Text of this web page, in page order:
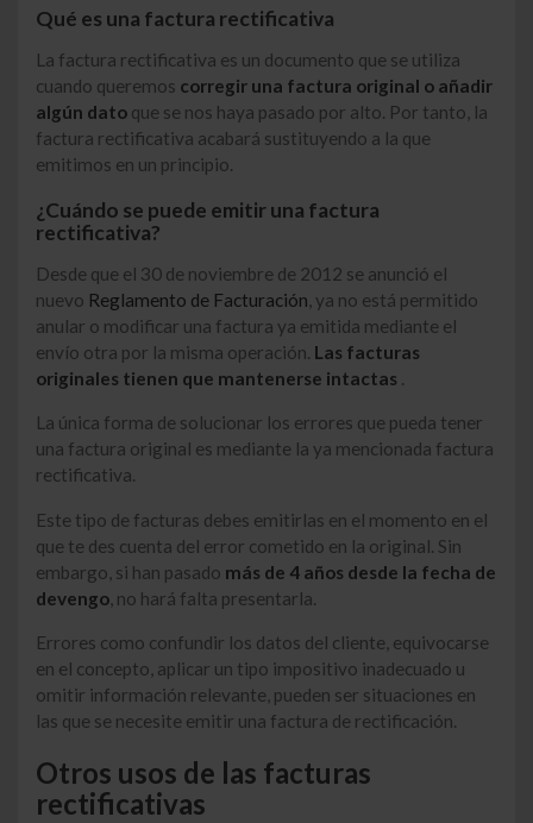
Qué es una factura rectificativa
La factura rectificativa es un documento que se utiliza
cuando queremos corregir una factura original o añadir
algún dato que se nos haya pasado por alto. Por tanto, la
factura rectificativa acabará sustituyendo a la que
emitimos en un principio.
¿Cuándo se puede emitir una factura
rectificativa?
Desde que el 30 de noviembre de 2012 se anunció el
nuevo Reglamento de Facturación , ya no está permitido
anular o modificar una factura ya emitida mediante el
envío otra por la misma operación. Las facturas
originales tienen que mantenerse intactas .
La única forma de solucionar los errores que pueda tener
una factura original es mediante la ya mencionada factura
rectificativa.
Este tipo de facturas debes emitirlas en el momento en el
que te des cuenta del error cometido en la original. Sin
embargo, si han pasado más de 4 años desde la fecha de
devengo , no hará falta presentarla.
Errores como confundir los datos del cliente, equivocarse
en el concepto, aplicar un tipo impositivo inadecuado u
omitir información relevante, pueden ser situaciones en
las que se necesite emitir una factura de rectificación.
Otros usos de las facturas
rectificativas